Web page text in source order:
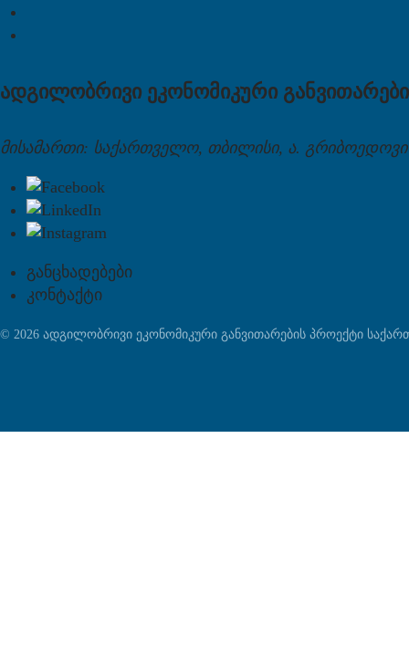
ადგილობრივი ეკონომიკური
მისამართი: საქართველო, თბილისი, ა.
განცხადებები
კონტაქტი
© 2026 ადგილობრივი ეკონომიკური განვითარების პროექტი